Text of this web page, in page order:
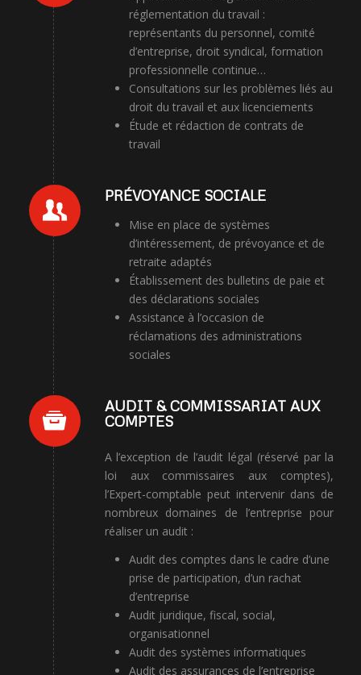
réglementation du travail :
représentants du personnel, comité
d’entreprise, droit syndical, formation
professionnelle continue…
Consultations sur les problèmes liés au
droit du travail et aux licenciements
Étude et rédaction de contrats de
travail
PRÉVOYANCE SOCIALE
Mise en place de systèmes
d’intéressement, de prévoyance et de
retraite adaptés
Établissement des bulletins de paie et
des déclarations sociales
Assistance à l’occasion de
réclamations des administrations
sociales
AUDIT & COMMISSARIAT AUX
COMPTES
A l’exception de l’audit légal (réservé par la
loi aux commissaires aux comptes),
l’Expert-comptable peut intervenir dans de
nombreux domaines de l’entreprise pour
réaliser un audit :
Audit des comptes dans le cadre d’une
prise de participation, d’un rachat
d’entreprise
Audit juridique, fiscal, social,
organisationnel
Audit des systèmes informatiques
Audit des assurances de l’entreprise